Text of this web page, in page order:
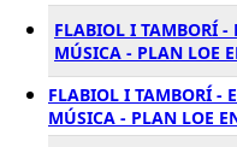
FLABIOL I TAMBORÍ -
MÚSICA - PLAN LOE
FLABIOL I TAMBORÍ -
MÚSICA - PLAN LOE